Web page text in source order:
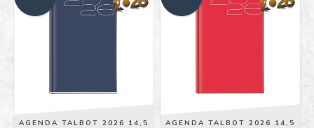
AGENDA TALBOT 2026 14,5
AGENDA TALBOT 2026 14,5